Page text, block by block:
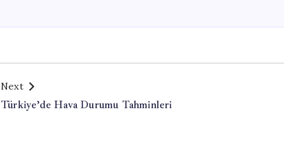
Next
Türkiye’de Hava Durumu Tahminleri